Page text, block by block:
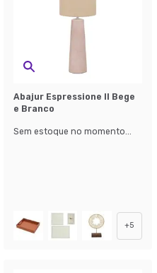
Abajur Espressione II Bege
e Branco
Sem estoque no momento...
+5